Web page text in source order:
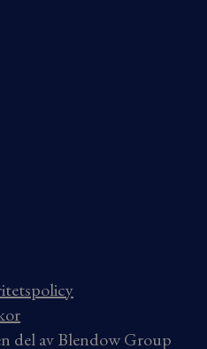
del av Blendow Group